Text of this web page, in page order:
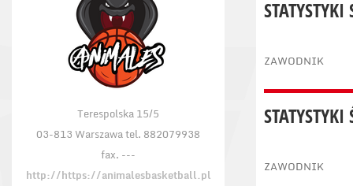
Terespolska 15/5
03-813 Warszawa tel. 882079938
fax. ---
http://https://animalesbasketball.pl
ZAWODNIK
STATYSTYKI
ZAWODNIK